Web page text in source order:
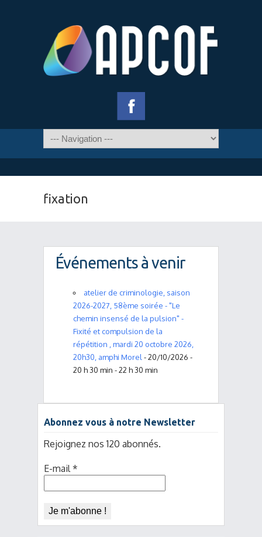
fixation
Événements à venir
atelier de criminologie, saison
2026-2027, 58ème soirée - "Le
chemin insensé de la pulsion" -
Fixité et compulsion de la
répétition , mardi 20 octobre 2026,
20h30, amphi Morel - 20/10/2026 -
20 h 30 min - 22 h 30 min
Abonnez vous à notre Newsletter
Rejoignez nos 120 abonnés.
E-mail*